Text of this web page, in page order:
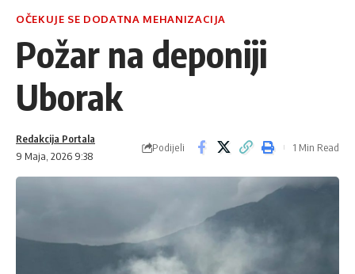
OČEKUJE SE DODATNA MEHANIZACIJA
Požar na deponiji
Uborak
9 Maja, 2026 9:38
Redakcija Portala
Podijeli 1 Min Read